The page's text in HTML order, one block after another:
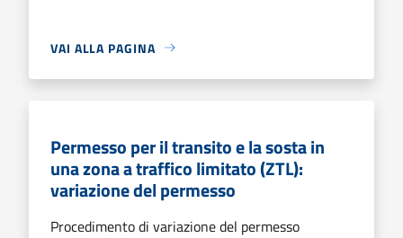
VAI ALLA PAGINA
Permesso per il transito e la sosta in
una zona a traffico limitato (ZTL):
variazione del permesso
Procedimento di variazione del permesso